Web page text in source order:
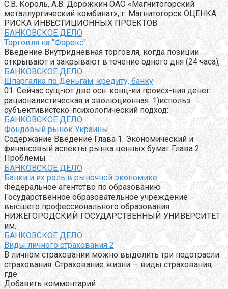
С.В. Король, А.В. Дорожкин ОАО «Магнитогорский
металлургический комбинат», г. Магнитогорск ОЦЕНКА
РИСКА ИНВЕСТИЦИОННЫХ ПРОЕКТОВ
БАНКОВСКОЕ ДЕЛО
Торговля на "Форекс"
Введение Внутридневная торговля, когда позиции
открывают и закрывают в течение одного дня (24 часа),
БАНКОВСКОЕ ДЕЛО
Шпаргалка по Деньгам, кредиту, банку
01. Сейчас сущ-ют две осн. конц-ии происх-ния денег:
рационалистическая и эволюционная. 1)использ
субъективистско-психологический подход:
БАНКОВСКОЕ ДЕЛО
Фондовый рынок Украины
Содержание Введение Глава 1. Экономический и
финансовый аспекты рынка ценных бумаг Глава 2.
Проблемы
БАНКОВСКОЕ ДЕЛО
Банки и их роль в рыночной экономике
Федеральное агентство по образованию
Государственное образовательное учреждение
высшего профессионального образования
НИЖЕГОРОДСКИЙ ГОСУДАРСТВЕННЫЙ УНИВЕРСИТЕТ
им.
БАНКОВСКОЕ ДЕЛО
Виды личного страхования 2
В личном страховании можно выделить три подотрасли
страхования: Страхование жизни — виды страхования,
где
Добавить комментарий